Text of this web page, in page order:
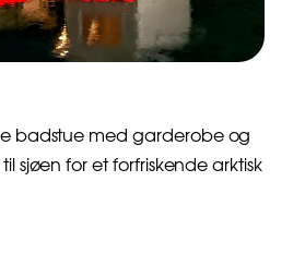
badstue med garderobe og
sjøen for et forfriskende arktisk